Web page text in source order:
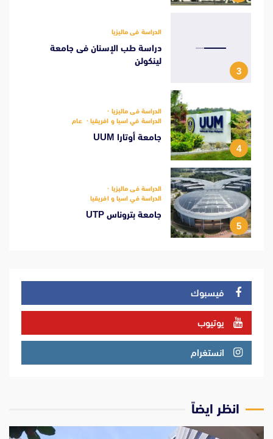
3
الدراسة فى ماليزيا
دراسة طب الإسنان فى جامعة
لينكولن
4
الدراسة فى ماليزيا
الدراسة في اسيا و افريقيا
عام
جامعة أوتارا UUM
5
الدراسة فى ماليزيا
الدراسة في اسيا و افريقيا
جامعة بتروناس UTP
فيسبوك
يوتيوب
انستغرام
انظر ايضاً